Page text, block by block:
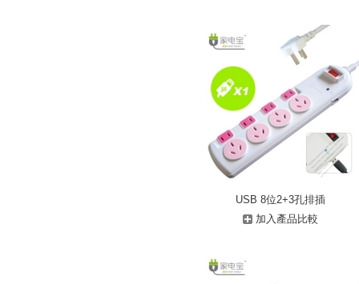
USB 8位2+3孔排插
加入產品比較